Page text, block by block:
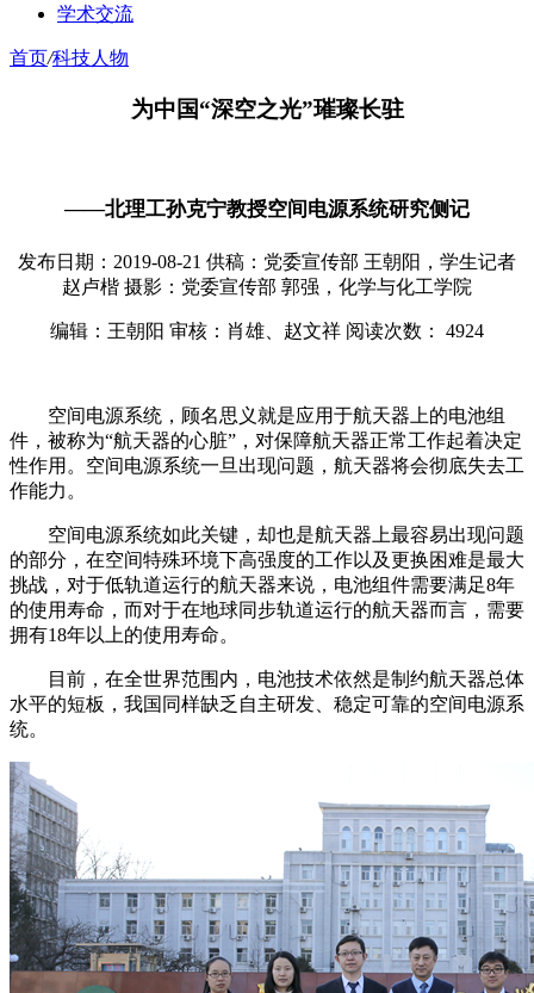
学术交流
首页/科技人物
为中国“深空之光”璀璨长驻
——北理工孙克宁教授空间电源系统研究侧记
发布日期：2019-08-21 供稿：党委宣传部 王朝阳，学生记者
赵卢楷 摄影：党委宣传部 郭强，化学与化工学院
编辑：王朝阳 审核：肖雄、赵文祥 阅读次数： 4924
空间电源系统，顾名思义就是应用于航天器上的电池组
件，被称为“航天器的心脏”，对保障航天器正常工作起着决定
性作用。空间电源系统一旦出现问题，航天器将会彻底失去工
作能力。
空间电源系统如此关键，却也是航天器上最容易出现问题
的部分，在空间特殊环境下高强度的工作以及更换困难是最大
挑战，对于低轨道运行的航天器来说，电池组件需要满足8年
的使用寿命，而对于在地球同步轨道运行的航天器而言，需要
拥有18年以上的使用寿命。
目前，在全世界范围内，电池技术依然是制约航天器总体
水平的短板，我国同样缺乏自主研发、稳定可靠的空间电源系
统。